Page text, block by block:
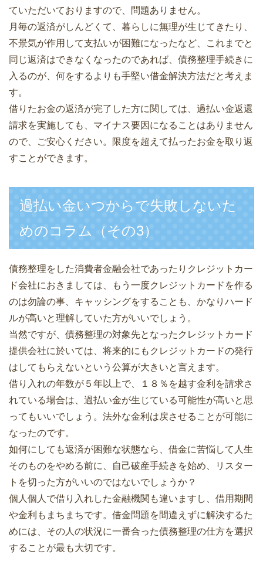
ていただいておりますので、問題ありません。
月毎の返済がしんどくて、暮らしに無理が生じてきたり、
不景気が作用して支払いが困難になったなど、これまでと
同じ返済はできなくなったのであれば、債務整理手続きに
入るのが、何をするよりも手堅い借金解決方法だと考えま
す。
借りたお金の返済が完了した方に関しては、過払い金返還
請求を実施しても、マイナス要因になることはありません
ので、ご安心ください。限度を超えて払ったお金を取り返
すことができます。
過払い金いつからで失敗しないた
めのコラム（その3）
債務整理をした消費者金融会社であったりクレジットカー
ド会社におきましては、もう一度クレジットカードを作る
のは勿論の事、キャッシングをすることも、かなりハード
ルが高いと理解していた方がいいでしょう。
当然ですが、債務整理の対象先となったクレジットカード
提供会社に於いては、将来的にもクレジットカードの発行
はしてもらえないという公算が大きいと言えます。
借り入れの年数が５年以上で、１８％を越す金利を請求さ
れている場合は、過払い金が生じている可能性が高いと思
ってもいいでしょう。法外な金利は戻させることが可能に
なったのです。
如何にしても返済が困難な状態なら、借金に苦悩して人生
そのものをやめる前に、自己破産手続きを始め、リスター
トを切った方がいいのではないでしょうか？
個人個人で借り入れした金融機関も違いますし、借用期間
や金利もまちまちです。借金問題を間違えずに解決するた
めには、その人の状況に一番合った債務整理の仕方を選択
することが最も大切です。